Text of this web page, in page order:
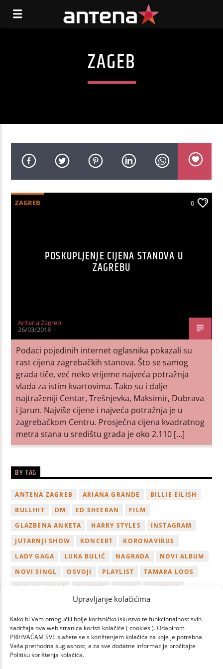
Upravljanje kolačićima
Kako bi Vam omogućili bolje korisničko iskustvo te funkcionalnost svih
sadržaja ova web stranica koristi kolačiće ( cookies ). Odabirom
PRIHVAĆAM SVE slažete se s korištenjem kolačića za koje je potrebna
Vaša prethodna suglasnost, a za sve dodatne informacije pročitajte
Politiku korištenja kolačića.
ZAGEB
ZAGREB 0
POSKUPLJENJE CIJENA STANOVA U
ZAGREBU
Antena Zagreb
26/03/2018
Podaci pojedinih internet oglasnika pokazali su
rast cijena zagrebačkih stanova. Što se samog
grada tiče, već neko vrijeme najveća potražnja
vlada za istim kvartovima. Tako su i dalje
najtraženiji Centar, Trešnjevka, Maksimir, Dubrava
i Jarun. Najviše cijene i najveća potražnja je u
zagrebačkom Centru. Prosječna cijena kvadratnog
metra stana u središtu grada je oko 2.110 […]
BY TAG
ANTENA ZAGREB ARIANA GRANDE
BILLIE EILISH
BULLHIT
DM ED SHEERAN
FILM
GLAZBENA ANKETA
HARRY STYLES
INSTAGRAM
JUTARNJI SHOW
KONCERT
KORONAVIRUS
LADY GAGA
LUKA BULIĆ NAGRADA
NOVI ALBUM
NOVI SINGL
OSVOJI PLAYLIST
TAMARA LOOS
TAYLOR SWIFT
TWITTER VIDEO
YOUTUBE